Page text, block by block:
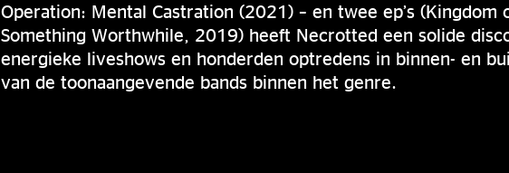
Operation: Mental Castration (2021) – en twee ep’s (Kingdom
Something Worthwhile, 2019) heeft Necrotted een solide
energieke liveshows en honderden optredens in binnen- en
van de toonaangevende bands binnen het genre.